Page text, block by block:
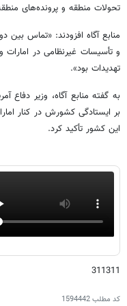
تحولات منطقه و پرونده‌های
منابع آگاه افزودند: «تماس
و تأسیسات غیرنظامی در امارات
تهدیدات بود».
به گفته منابع آگاه، وزیر دفاع
بر ایستادگی کشورش در کنار
این کشور تأکید کرد.
311311
کد مطلب1594442